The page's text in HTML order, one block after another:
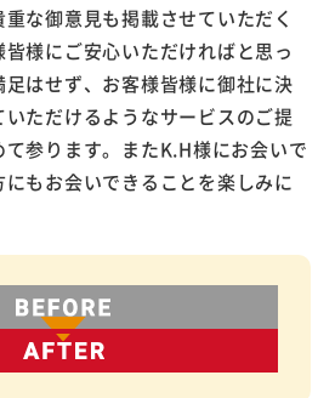
な御意見も掲載させていただく
様にご安心いただければと思っ
はせず、お客様皆様に御社に決
ただけるようなサービスのご提
参ります。またK.H様にお会いで
もお会いできることを楽しみに